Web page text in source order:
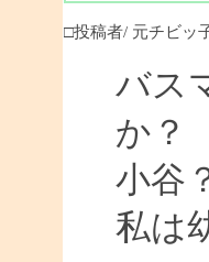
□投稿者/ 元チビッ
バス
か？
小谷
私は